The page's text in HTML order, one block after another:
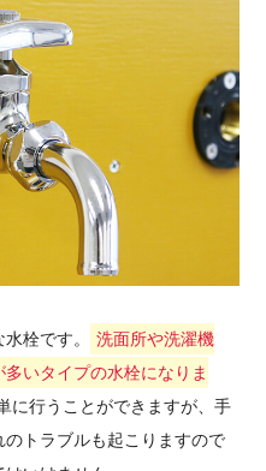
栓です。
洗面所や洗濯機
いタイプの水栓になりま
に行うことができますが、手
トラブルも起こりますので